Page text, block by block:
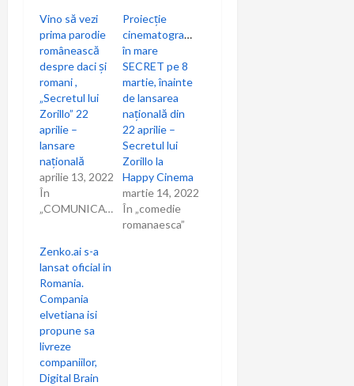
o
n
Vino să vezi
prima parodie
românească
despre daci și
romani ,
„Secretul lui
Zorillo” 22
aprilie –
lansare
națională
aprilie 13, 2022
În
„COMUNICAT”
Proiecție
cinematografică
în mare
SECRET pe 8
martie, înainte
de lansarea
națională din
22 aprilie –
Secretul lui
Zorillo la
Happy Cinema
martie 14, 2022
În „comedie
romanaesca”
Zenko.ai s-a
lansat oficial in
Romania.
Compania
elvetiana isi
propune sa
livreze
companiilor,
Digital Brain